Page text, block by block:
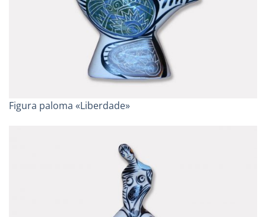
Figura paloma «Liberdade»